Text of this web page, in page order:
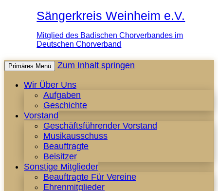
Sängerkreis Weinheim e.V.
Mitglied des Badischen Chorverbandes im
Deutschen Chorverband
Primäres Menü
Zum Inhalt springen
Wir Über Uns
Aufgaben
Geschichte
Vorstand
Geschäftsführender Vorstand
Musikausschuss
Beauftragte
Beisitzer
Sonstige Mitglieder
Beauftragte Für Vereine
Ehrenmitglieder